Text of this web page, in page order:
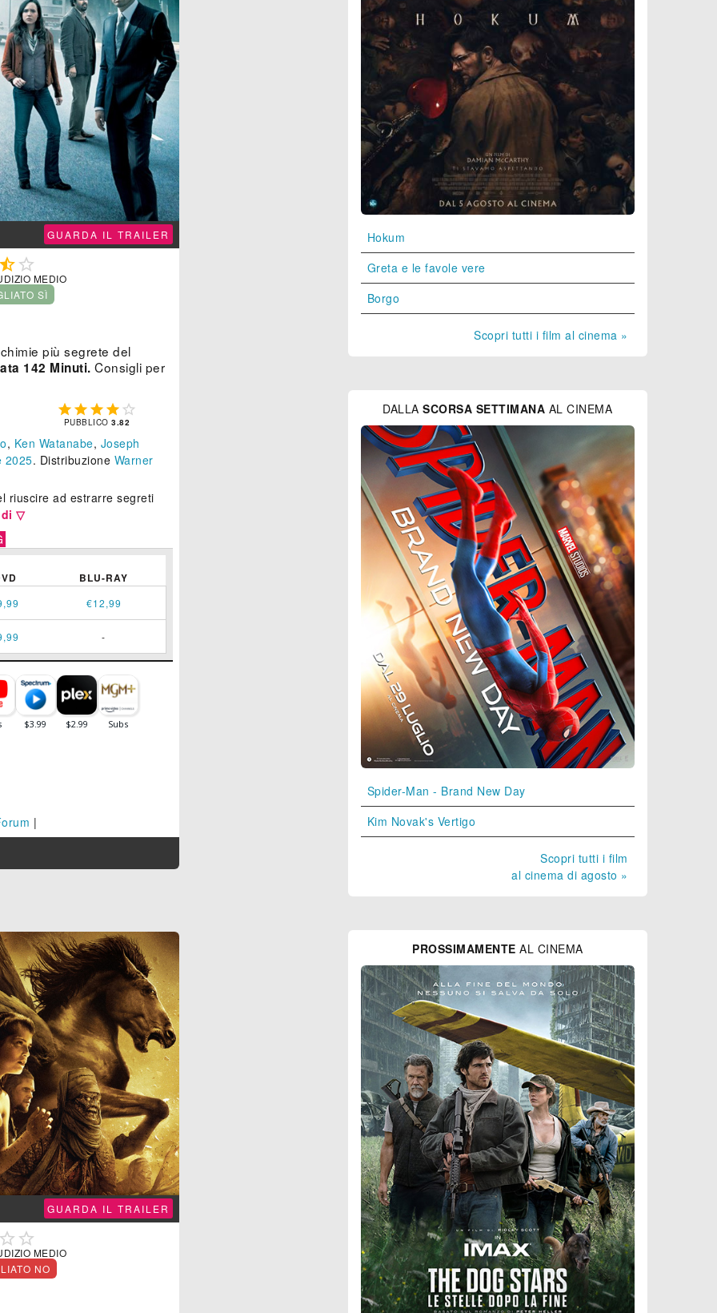
GUARDA IL TRAILER

MEDIO
SÌ
più segrete del
142 Minuti. Consigli per
    
PUBBLICO3.82
, Ken Watanabe, Joseph
2025. Distribuzione Warner
riuscire ad estrarre segreti
▽
BLU-RAY
€12,99
-
|
GUARDA IL TRAILER

MEDIO
NO
Hokum
Greta e le favole vere
Borgo
Scopri tutti i film al cinema »
DALLASCORSA SETTIMANA AL CINEMA
Spider-Man - Brand New Day
Kim Novak's Vertigo
Scopri tutti i film
al cinema di agosto »
PROSSIMAMENTE AL CINEMA